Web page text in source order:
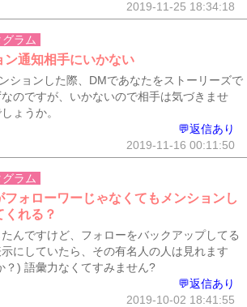
2019-11-25 18:34:18
ラム
ン通知相手にいかない
ションした際、DMであなたをストーリーズで
のですが、いかないので相手は気づきませ
ょうか。
💬返信あり
2019-11-16 00:11:50
ラム
フォローワーじゃなくてもメンションし
くれる？
んですけど、フォローをバックアップしてる
にしていたら、その有名人の人は見れます
？) 語彙力なくてすみません?
💬返信あり
2019-10-02 18:41:55